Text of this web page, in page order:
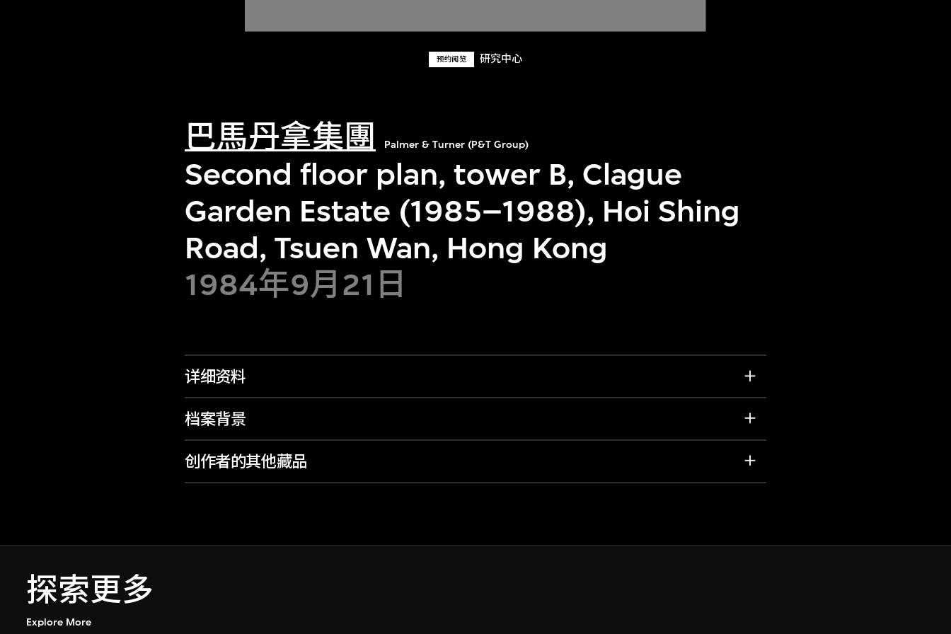
预约阅览 研究中心
巴馬丹拿集團 Palmer & Turner (P&T Group)
Second floor plan, tower B, Clague
Garden Estate (1985–1988), Hoi Shing
Road, Tsuen Wan, Hong Kong
1984年9月21日
详细资料
档案背景
创作者的其他藏品
探索更多
Explore More